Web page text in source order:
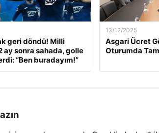
geri döndü! Milli
2 ay sonra sahada, golle
“Ben buradayım!”
13/12/2025
Asgari Ücret
Oturumda